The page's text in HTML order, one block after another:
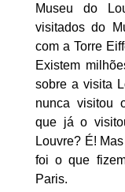
Museu do
visitados do
com a Torre
Existem
sobre a visita
nunca visitou
que já o
Louvre? É!
foi o que
Paris.